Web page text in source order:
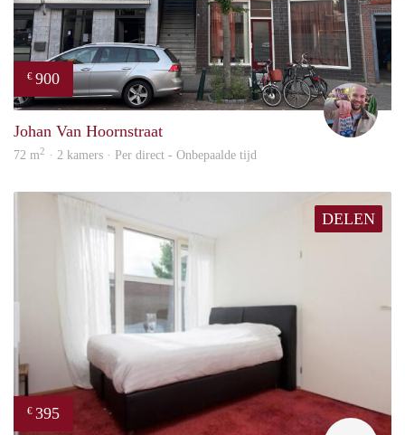
€ 900
Johan Van Hoornstraat
72 m2 · 2 kamers · Per direct - Onbepaalde tijd
DELEN
€ 395